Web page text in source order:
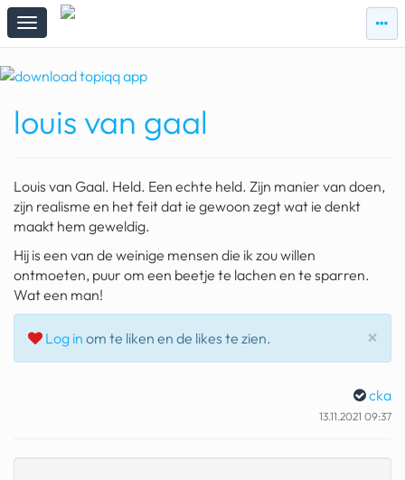
zie
topiqqs
zie
#vandaag
Topiqqs Reacties
ark van noach
pokemon kaarten
fomo
21.4 procent btw
deepseek
wibra
louis van gaal
Louis van Gaal. Held. Een echte held. Zijn manier van doen,
zijn realisme en het feit dat ie gewoon zegt wat ie denkt
maakt hem geweldig.
Hij is een van de weinige mensen die ik zou willen
ontmoeten, puur om een beetje te lachen en te sparren.
Wat een man!
×
Log in om te liken en de likes te zien.
cka
13.11.2021 09:37